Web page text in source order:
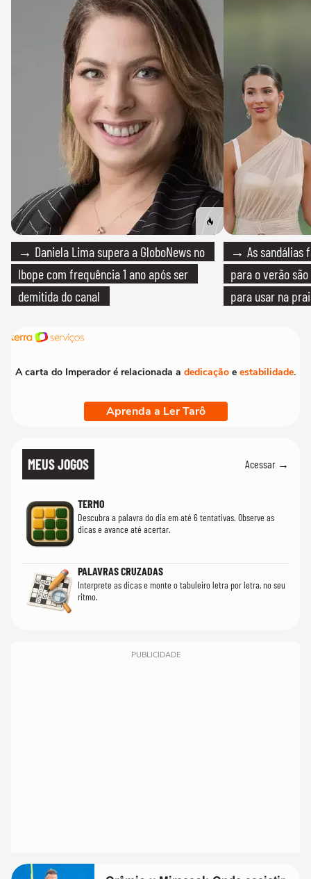
→ Daniela Lima supera a GloboNews no
Ibope com frequência 1 ano após ser
demitida do canal
→ As sandálias
para o verão
para usar na
A carta do Imperador é relacionada a dedicação e estabilidade.
Aprenda a Ler Tarô
MEUS JOGOS Acessar →
TERMO
Descubra a palavra do dia em até 6 tentativas. Observe as
dicas e avance até acertar.
PALAVRAS CRUZADAS
Interprete as dicas e monte o tabuleiro letra por letra, no seu
ritmo.
PUBLICIDADE